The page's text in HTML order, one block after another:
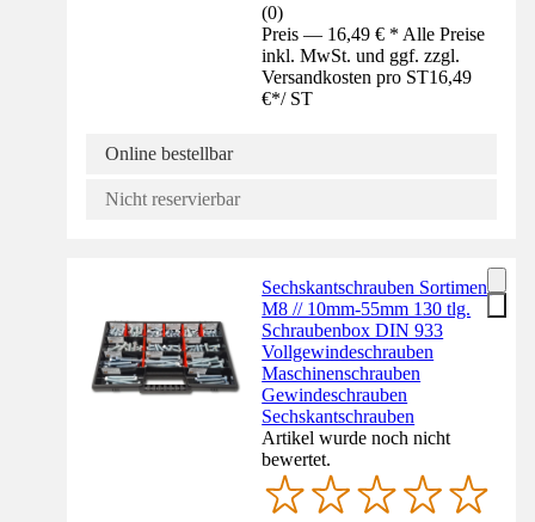
(0)
Preis — 16,49 € * Alle Preise
inkl. MwSt. und ggf. zzgl.
Versandkosten pro ST16,49
€*/ ST
Online bestellbar
Nicht reservierbar
Sechskantschrauben Sortiment
M8 // 10mm-55mm 130 tlg.
Schraubenbox DIN 933
Vollgewindeschrauben
Maschinenschrauben
Gewindeschrauben
Sechskantschrauben
Artikel wurde noch nicht
bewertet.